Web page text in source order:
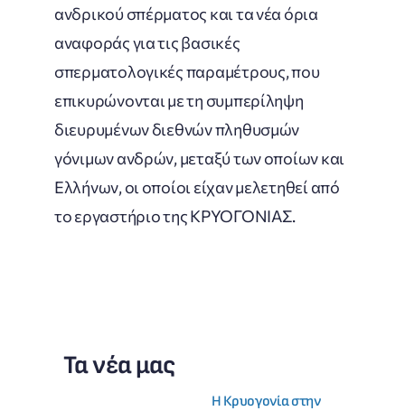
ανδρικού σπέρματος και τα νέα όρια
αναφοράς για τις βασικές
σπερματολογικές παραμέτρους, που
επικυρώνονται με τη συμπερίληψη
διευρυμένων διεθνών πληθυσμών
γόνιμων ανδρών, μεταξύ των οποίων και
Ελλήνων, οι οποίοι είχαν μελετηθεί από
το εργαστήριο της ΚΡΥΟΓΟΝΙΑΣ.
Τα νέα μας
Η Κρυογονία στην